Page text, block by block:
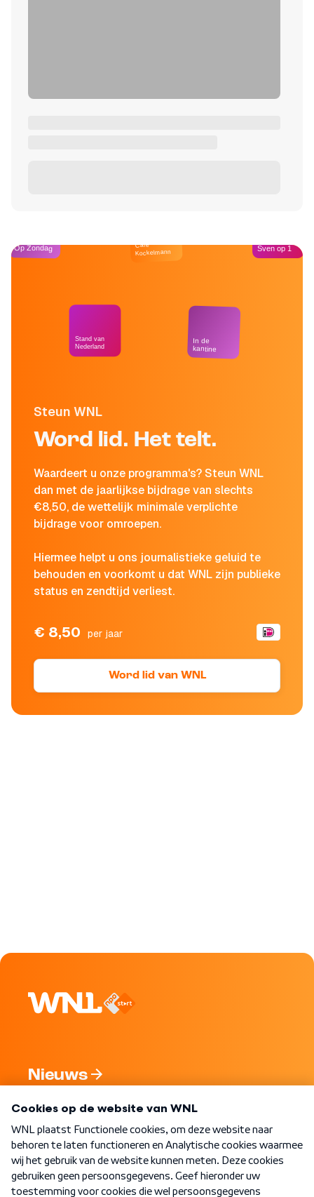
Steun WNL
Word lid. Het telt.
Waardeert u onze programma's? Steun WNL
dan met de jaarlijkse bijdrage van slechts
€8,50, de wettelijk minimale verplichte
bijdrage voor omroepen.
Hiermee helpt u ons journalistieke geluid te
behouden en voorkomt u dat WNL zijn publieke
status en zendtijd verliest.
€ 8,50 per jaar
Word lid van WNL
Op Zondag
Stand van
Nederland
Café
Kockelmann
In de
kantine
Sven op 1
Nieuws
Nieuwsbrief
Word Lid